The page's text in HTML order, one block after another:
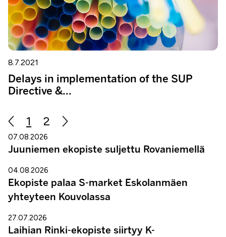
8.7.2021
Delays in implementation of the SUP
Directive &...
1 2
07.08.2026
Juuniemen ekopiste suljettu Rovaniemellä
04.08.2026
Ekopiste palaa S-market Eskolanmäen
yhteyteen Kouvolassa
27.07.2026
Laihian Rinki-ekopiste siirtyy K-